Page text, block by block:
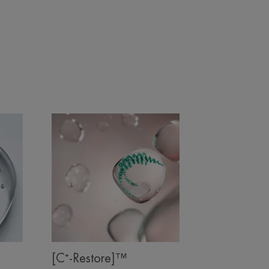
mesi.
al giorno per 3 settimane.
[C⁺-Restore]™